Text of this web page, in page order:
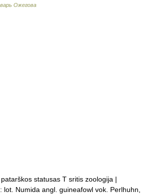
Ожегова
statusas T sritis zoologija |
lot. Numida angl. guineafowl vok. Perlhuhn,